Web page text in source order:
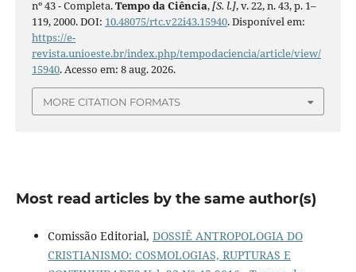
nº 43 - Completa.Tempo da Ciência,[S. l.], v. 22, n. 43, p. 1–
119, 2000. DOI: 10.48075/rtc.v22i43.15940. Disponível em:
https://e-
revista.unioeste.br/index.php/tempodaciencia/article/view/
15940. Acesso em: 8 aug. 2026.
MORE CITATION FORMATS
Most read articles by the same author(s)
Comissão Editorial, DOSSIÊ ANTROPOLOGIA DO
CRISTIANISMO: COSMOLOGIAS, RUPTURAS E